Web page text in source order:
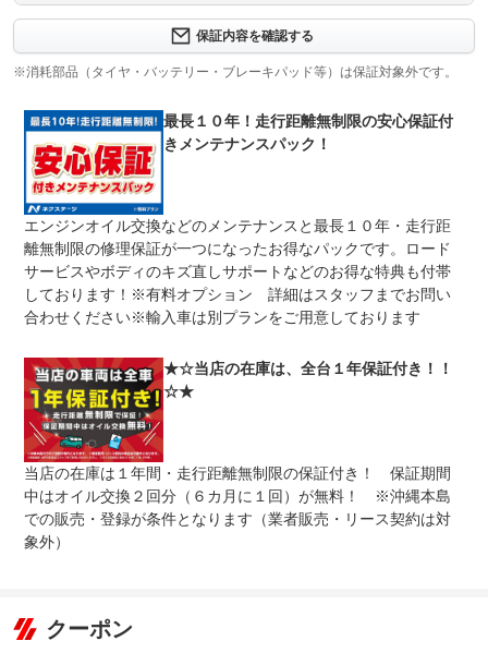
保証項目
安心のアフター保証は消耗品をはじめ、購入時に付属のナ
ビ等の電装品にも対応。最長３年までお選びいただけます
（有償）※お車により加入条件、保証内容が異なります。
修理回数 無制限
上限金額
車両本体価格
期間中は何度でも修理可能！修理金額は車両本体価格の１
００％までしっかり保証します。車両本体価格５０万円以
下の場合は５０万円まで保証します。
免責金
無し
保証修理の対象となる場合は、お客様の費用負担は一切ご
ざいません。
保証修理
受付先
全国のネクステージで受付可能！ご遠方でネクステージに
持ち込めないお客様も保証修理はお受け頂けます。詳細
法定整備
整備付 法定12ヶ月または法定24ヶ月点検整備付
※車検なし・車検整備付の場合は法定24ヶ月点検整備付
※商用車は6ヶ月または12ヶ月点検整備付
法定整備
について
１．契約後～納車までに法定点検を実施致します。 ２．
支払総額に整備代金を含んでおります。 ３．点検記録簿
が発行されます。
保証内容を確認する
※消耗部品（タイヤ・バッテリー・ブレーキパッド等）は保証対象外です。
最長１０年！走行距離無制限の安心保証付
きメンテナンスパック！
エンジンオイル交換などのメンテナンスと最長１０年・走行距
離無制限の修理保証が一つになったお得なパックです。ロード
サービスやボディのキズ直しサポートなどのお得な特典も付帯
しております！※有料オプション 詳細はスタッフまでお問い
合わせください※輸入車は別プランをご用意しております
★☆当店の在庫は、全台１年保証付き！！
☆★
当店の在庫は１年間・走行距離無制限の保証付き！ 保証期間
中はオイル交換２回分（６カ月に１回）が無料！ ※沖縄本島
での販売・登録が条件となります（業者販売・リース契約は対
象外）
クーポン